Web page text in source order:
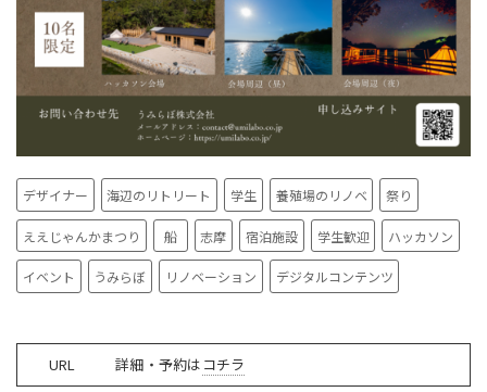
デザイナー 海辺のリトリート 学生 養殖場のリノベ 祭り
ええじゃんかまつり 船 志摩 宿泊施設 学生歓迎 ハッカソン
イベント うみらぼ リノベーション デジタルコンテンツ
URL 詳細・予約は コチラ